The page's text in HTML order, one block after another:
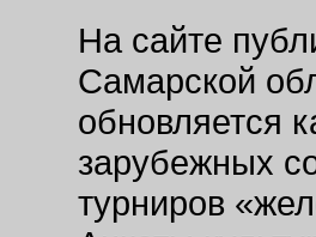
На сайте
Самарской
обновляется
зарубежных
турниров
Анкеты